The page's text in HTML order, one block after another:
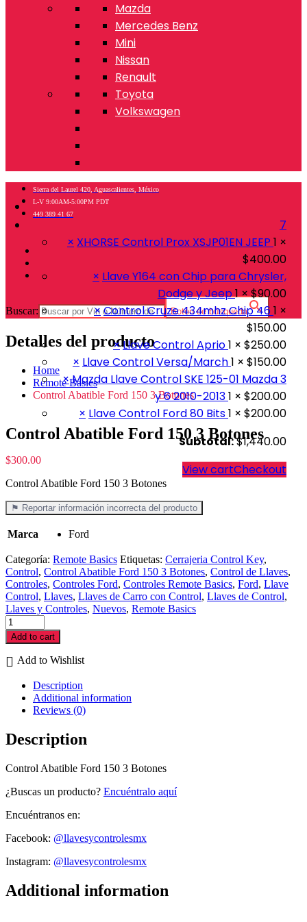
Mazda
Mercedes Benz
Mini
Nissan
Renault
Toyota
Volkswagen
7
× XHORSE Control Prox XSJP01EN JEEP 1 ×
$400.00
× Llave Y164 con Chip para Chrysler,
Dodge y Jeep1 ×$90.00
×Control Cruze 434mhz Chip 461 ×
$150.00
×Llave Control Aprio1 × $250.00
× Llave Control Versa/March1 × $150.00
× Mazda Llave Control SKE 125-01 Mazda 3
y 6 2010-20131 × $200.00
× Llave Control Ford 80 Bits1 × $200.00
Subtotal:$1,440.00
View cartCheckout
Sierra del Laurel 420, Aguascalientes, México
L-V 9:00AM-5:00PM PDT
449 389 41 67
Buscar: Botón de búsqueda
Detalles del producto
Home
Remote Basics
Control Abatible Ford 150 3 Botones
Control Abatible Ford 150 3 Botones
$300.00
Control Abatible Ford 150 3 Botones
⚑ Reportar información incorrecta del producto
Marca Ford
Categoría: Remote Basics Etiquetas: Cerrajeria Control Key,
Control, Control Abatible Ford 150 3 Botones, Control de Llaves,
Controles, Controles Ford, Controles Remote Basics, Ford, Llave
Control, Llaves, Llaves de Carro con Control, Llaves de Control,
Llaves y Controles, Nuevos, Remote Basics
Control
Abatible
Ford
150
3
Botones
cantidad
Add to cart
Add to Wishlist
Description
Additional information
Reviews (0)
Description
Control Abatible Ford 150 3 Botones
¿Buscas un producto? Encuéntralo aquí
Encuéntranos en:
Facebook: @llavesycontrolesmx
Instagram: @llavesycontrolesmx
Additional information